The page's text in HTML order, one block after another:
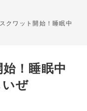
クワット開始！睡眠中
！睡眠中
ぜ